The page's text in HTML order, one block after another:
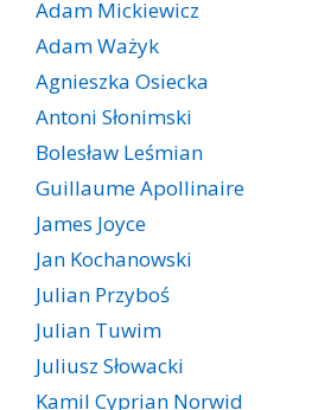
Adam Mickiewicz
Adam Ważyk
Agnieszka Osiecka
Antoni Słonimski
Bolesław Leśmian
Guillaume Apollinaire
James Joyce
Jan Kochanowski
Julian Przyboś
Julian Tuwim
Juliusz Słowacki
Kamil Cyprian Norwid